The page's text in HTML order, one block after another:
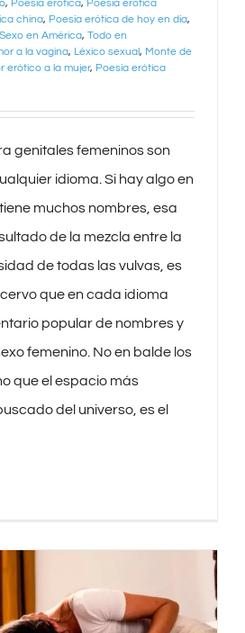
, Poesía erótica, Poesía erótica
china, Poesía erótica de hoy en día,
Sexo en América, Todo en
a la vagina, Léxico sexual, Monte de
erótico a la mujer, Poesía erótica
genitales femeninos son
idioma. Si hay algo en
muchos nombres, esa
de la mezcla entre la
de todas las vulvas, es
que en cada idioma
popular de nombres y
femenino. No en balde los
que el espacio más
del universo, es el